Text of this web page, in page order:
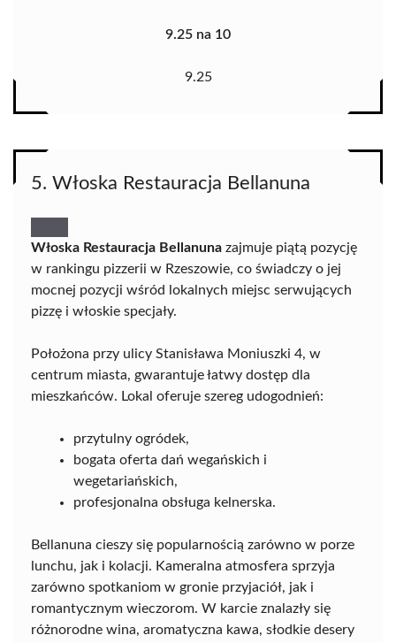
9.25 na 10
9.25
5. Włoska Restauracja Bellanuna
Włoska Restauracja Bellanuna zajmuje piątą pozycję
w rankingu pizzerii w Rzeszowie, co świadczy o jej
mocnej pozycji wśród lokalnych miejsc serwujących
pizzę i włoskie specjały.
Położona przy ulicy Stanisława Moniuszki 4, w
centrum miasta, gwarantuje łatwy dostęp dla
mieszkańców. Lokal oferuje szereg udogodnień:
przytulny ogródek,
bogata oferta dań wegańskich i
wegetariańskich,
profesjonalna obsługa kelnerska.
Bellanuna cieszy się popularnością zarówno w porze
lunchu, jak i kolacji. Kameralna atmosfera sprzyja
zarówno spotkaniom w gronie przyjaciół, jak i
romantycznym wieczorom. W karcie znalazły się
różnorodne wina, aromatyczna kawa, słodkie desery